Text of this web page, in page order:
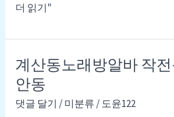
까
벽
한
인
천
인
계
동
루
이
더 읽기"
계산동노래방알바 작
안동
댓글 달기 /미분류 /도윤122